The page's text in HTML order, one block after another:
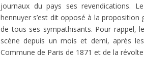
journaux du pays ses revendications.
hennuyer s’est dit opposé à la
de tous ses sympathisants. Pour rappel,
scène depuis un mois et demi, après
Commune de Paris de 1871 et de la